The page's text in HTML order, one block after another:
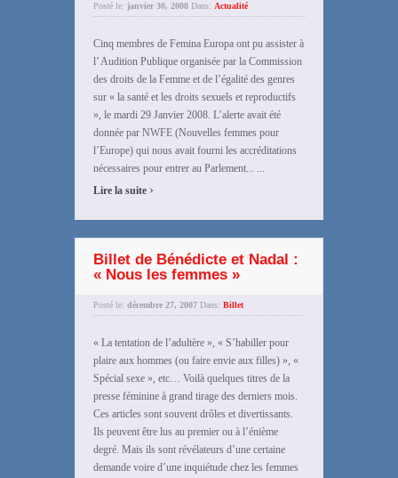
Posté le: janvier 30, 2008 Dans: Actualité
Cinq membres de Femina Europa ont pu assister à
l’ Audition Publique organisée par la Commission
des droits de la Femme et de l’égalité des genres
sur « la santé et les droits sexuels et reproductifs
», le mardi 29 Janvier 2008. L’alerte avait été
donnée par NWFE (Nouvelles femmes pour
l’Europe) qui nous avait fourni les accréditations
nécessaires pour entrer au Parlement... ...
Lire la suite ›
Billet de Bénédicte et Nadal :
« Nous les femmes »
Posté le: décembre 27, 2007 Dans: Billet
« La tentation de l’adultère », « S’habiller pour
plaire aux hommes (ou faire envie aux filles) », «
Spécial sexe », etc… Voilà quelques titres de la
presse féminine à grand tirage des derniers mois.
Ces articles sont souvent drôles et divertissants.
Ils peuvent être lus au premier ou à l’énième
degré. Mais ils sont révélateurs d’une certaine
demande voire d’une inquiétude chez les femmes